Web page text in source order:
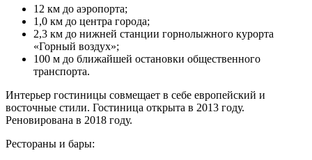
12 км до аэропорта;
1,0 км до центра города;
2,3 км до нижней станции горнолыжного курорта
«Горный воздух»;
100 м до ближайшей остановки общественного
транспорта.
Интерьер гостиницы совмещает в себе европейский и
восточные стили. Гостиница открыта в 2013 году.
Реновирована в 2018 году.
Рестораны и бары: